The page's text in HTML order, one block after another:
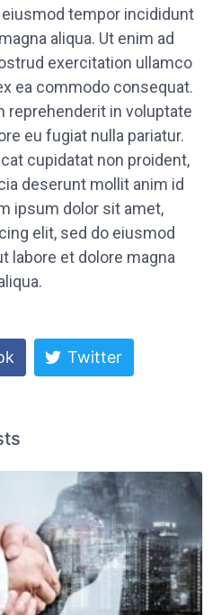
tempor incididunt
aliqua. Ut enim ad
exercitation ullamco
ea commodo consequat.
reprehenderit in voluptate
eu fugiat nulla pariatur.
cupidatat non proident,
deserunt mollit anim id
ipsum dolor sit amet,
elit, sed do eiusmod
labore et dolore magna
Twitter